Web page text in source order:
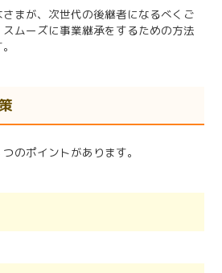
まが、次世代の後継者になるべくご
ムーズに事業継承をするための方法
のポイントがあります。